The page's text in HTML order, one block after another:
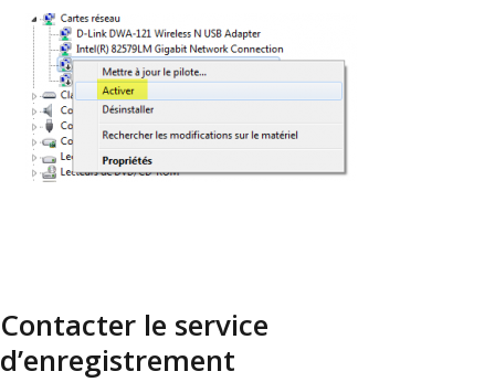
Contacter le service
d’enregistrement